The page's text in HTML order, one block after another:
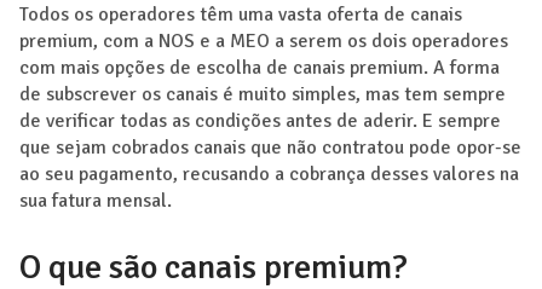
Todos os operadores têm uma vasta oferta de canais
premium, com a NOS e a MEO a serem os dois operadores
com mais opções de escolha de canais premium. A forma
de subscrever os canais é muito simples, mas tem sempre
de verificar todas as condições antes de aderir. E sempre
que sejam cobrados canais que não contratou pode opor-se
ao seu pagamento, recusando a cobrança desses valores na
sua fatura mensal.
O que são canais premium?